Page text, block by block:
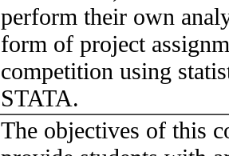
perform their own
form of project
competition using
STATA.
The objectives of this